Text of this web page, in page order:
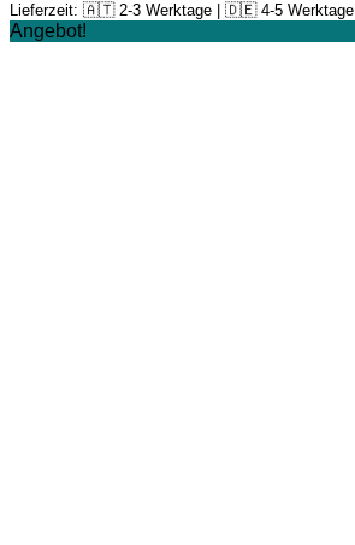
Lieferzeit: 🇦🇹 2-3 Werktage | 🇩🇪 4-5 Werktage
Angebot!